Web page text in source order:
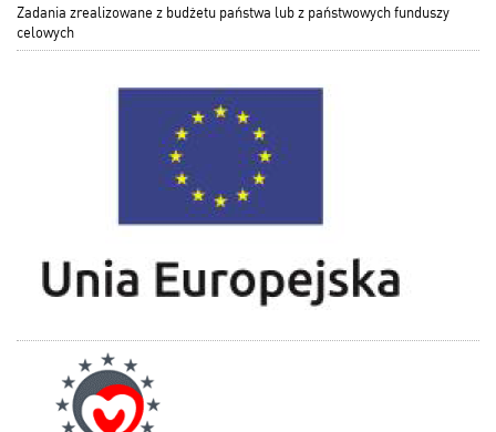
Zadania zrealizowane z budżetu państwa lub z państwowych funduszy
celowych